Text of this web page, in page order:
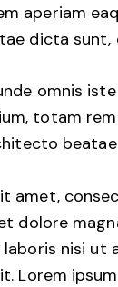
aperiam
dicta sunt,
omnis
totam
amet,
dolore
nisi ut
Lorem